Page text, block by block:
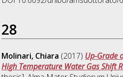
28
Molinari, Chiara (2017) Up-Grade
High Temperature Water Gas Shift